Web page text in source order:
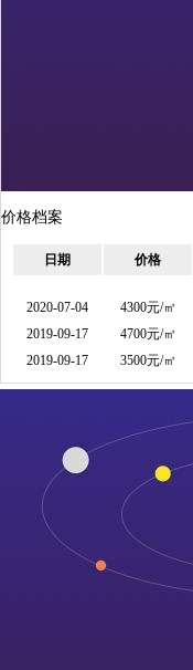
价格档案
日期 价格
2020-07-04 4300元/㎡
2019-09-17
4700元/㎡
2019-09-17
3500元/㎡